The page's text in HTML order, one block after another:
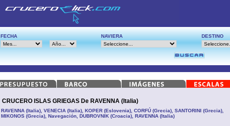
FECHA NAVIERA DESTINO
CRUCERO ISLAS GRIEGAS De RAVENNA (Italia)
RAVENNA (Italia), VENECIA (Italia), KOPER (Eslovenia), CORFÚ (Grecia), SANTORINI (Grecia),
MIKONOS (Grecia), Navegación, DUBROVNIK (Croacia), RAVENNA (Italia)